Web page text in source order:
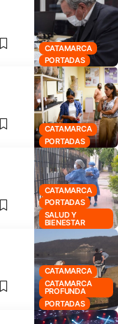
CATAMARCA
PORTADAS
CATAMARCA
PORTADAS
CATAMARCA
PORTADAS
SALUD Y
BIENESTAR
CATAMARCA
CATAMARCA
PROFUNDA
PORTADAS